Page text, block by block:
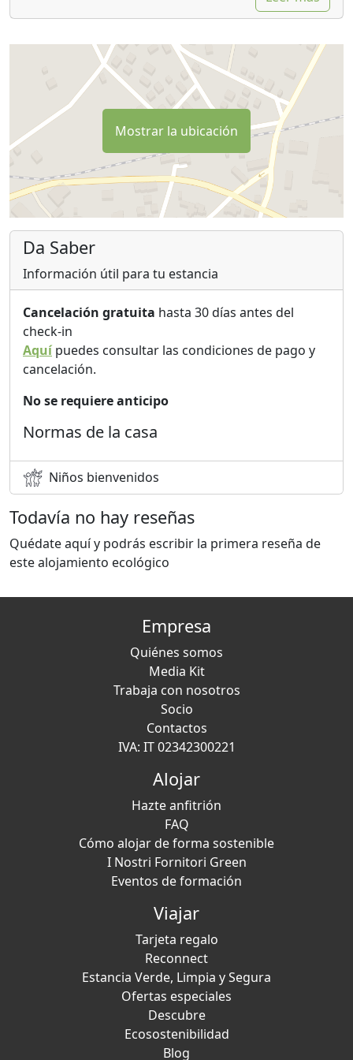
Mostrar la ubicación
Da Saber
Información útil para tu estancia
Cancelación gratuita hasta 30 días antes del
check-in
Aquípuedes consultar las condiciones de pago y
cancelación.
No se requiere anticipo
Normas de la casa
Niños bienvenidos
Todavía no hay reseñas
Quédate aquí y podrás escribir la primera reseña de
este alojamiento ecológico
Empresa
Quiénes somos
Media Kit
Trabaja con nosotros
Socio
Contactos
IVA: IT 02342300221
Alojar
Hazte anfitrión
FAQ
Cómo alojar de forma sostenible
I Nostri Fornitori Green
Eventos de formación
Viajar
Tarjeta regalo
Reconnect
Estancia Verde, Limpia y Segura
Ofertas especiales
Descubre
Ecosostenibilidad
Blog